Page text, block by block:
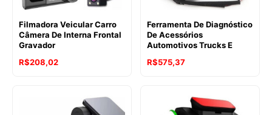
Filmadora Veicular Carro
Câmera De Interna Frontal
Gravador
R$208,02
Ferramenta De Diagnóstico
De Acessórios
Automotivos Trucks E
R$575,37